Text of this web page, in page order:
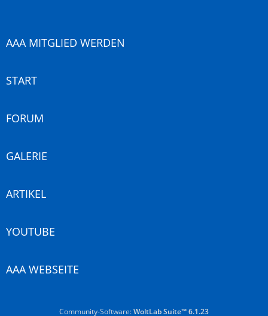
AAA MITGLIED WERDEN
START
FORUM
GALERIE
ARTIKEL
YOUTUBE
AAA WEBSEITE
Community-Software:WoltLab Suite™ 6.1.23